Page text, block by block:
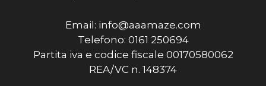
Email: info@aaamaze.com
Telefono: 0161 250694
Partita iva e codice fiscale 00170580062
REA/VC n. 148374